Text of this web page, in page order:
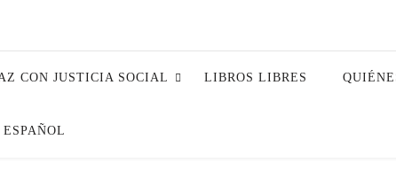
CON JUSTICIA SOCIAL LIBROS LIBRES
ESPAÑOL